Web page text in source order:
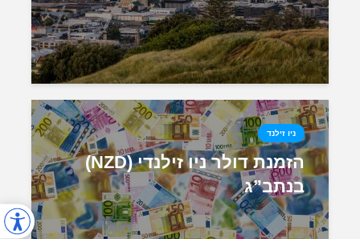
ניו זילנד
הזמנת דולר ניו זילנדי (NZD)
בנתב”ג